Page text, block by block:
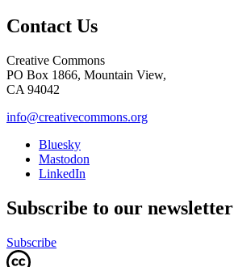
Contact Us
Creative Commons
PO Box 1866, Mountain View,
CA 94042
info@creativecommons.org
Bluesky
Mastodon
LinkedIn
Subscribe to our newsletter
Subscribe